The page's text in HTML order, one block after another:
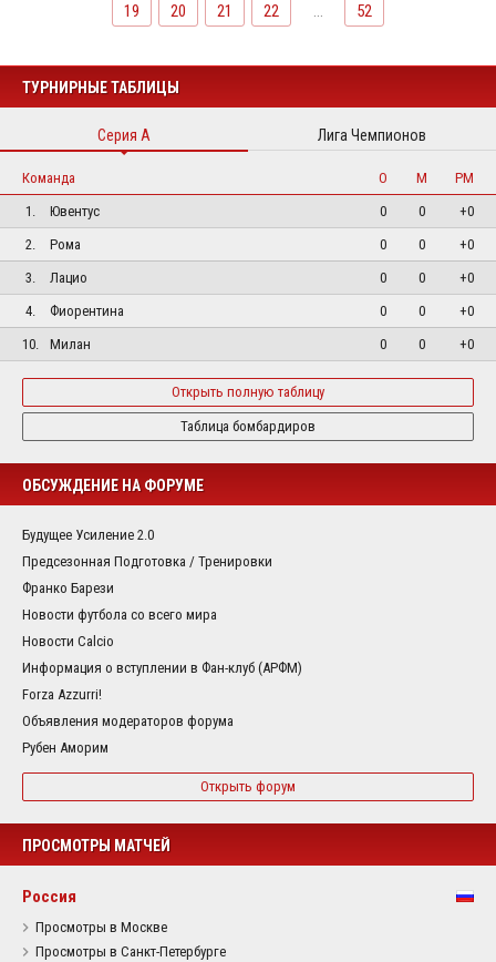
19 20 21 22 ... 52
ТУРНИРНЫЕ ТАБЛИЦЫ
Серия А Лига Чемпионов
Команда О М
РМ
1.
Ювентус 0 0
+0
2.
Рома 0 0
+0
3.
Лацио 0 0
+0
4.
Фиорентина 0 0
+0
10.
Милан 0 0 +0
Открыть полную таблицу
Таблица бомбардиров
ОБСУЖДЕНИЕ НА ФОРУМЕ
Будущее Усиление 2.0
Предсезонная Подготовка / Тренировки
Франко Барези
Новости футбола со всего мира
Новости Calcio
Информация о вступлении в Фан-клуб (АРФМ)
Forza Azzurri!
Объявления модераторов форума
Рубен Аморим
Открыть форум
ПРОСМОТРЫ МАТЧЕЙ
Россия
Просмотры в Москве
Просмотры в Санкт-Петербурге